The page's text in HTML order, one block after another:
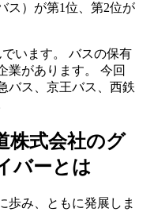
ス）が第1位、第2位が
います。 バスの保有
業があります。 今回
バス、京王バス、西鉄
株式会社のグ
バーとは
歩み、ともに発展しま